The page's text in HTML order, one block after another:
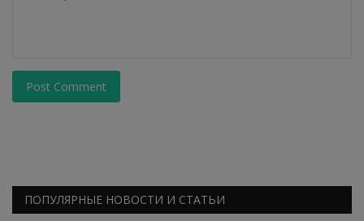
Post Comment
ПОПУЛЯРНЫЕ НОВОСТИ И СТАТЬИ